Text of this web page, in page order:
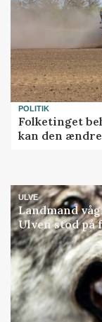
POLITIK
Folketinget
kan den
ULVE
Landmand
Ulven stod på